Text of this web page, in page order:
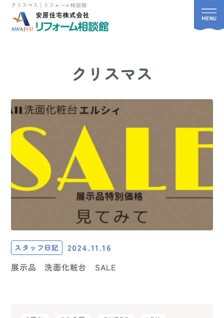
クリスマス｜リフォーム相談館
クリスマス
スタッフ日記 2024.11.16
展示品 洗面化粧台 SALE